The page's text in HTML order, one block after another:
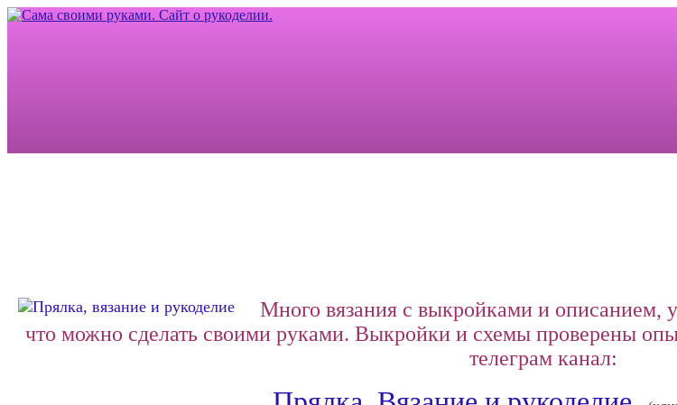
Много вязания с выкройками и описанием,
что можно сделать своими руками. Выкройки и схемы проверены
телеграм канал: